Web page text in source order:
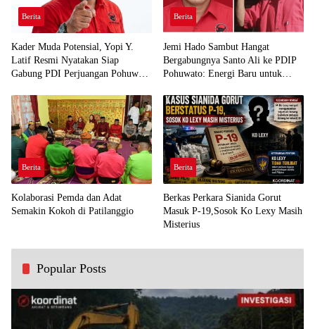
Berita
Kader Muda Potensial, Yopi Y.
Latif Resmi Nyatakan Siap
Gabung PDI Perjuangan Pohuwato
Berita
Jemi Hado Sambut Hangat
Bergabungnya Santo Ali ke PDIP
Pohuwato: Energi Baru untuk
Berita
Kolaborasi Pemda dan Adat
Semakin Kokoh di Patilanggio
Berita
Berkas Perkara Sianida Gorut
Masuk P-19,Sosok Ko Lexy Masih
Misterius
Popular Posts